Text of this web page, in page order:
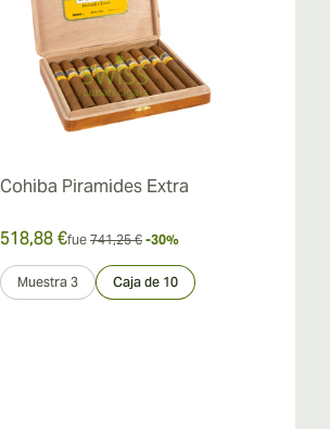
Cohiba Piramides Extra
518,88 €fue 741,25 € -30%
Muestra 3 Caja de 10